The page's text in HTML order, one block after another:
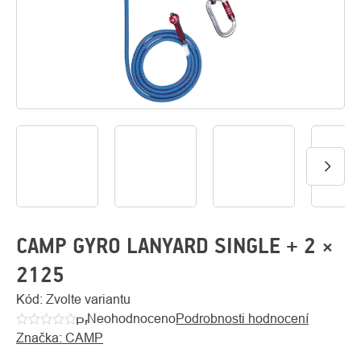
O
CAMP GYRO LANYARD SINGLE + 2 ×
2125
Kód: Zvolte variantu
Průměrné
hodnocení
NeohodnocenoPodrobnosti hodnocení
Značka: CAMP